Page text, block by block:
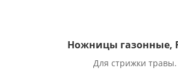
Ножницы газонные,
Для стрижки травы.